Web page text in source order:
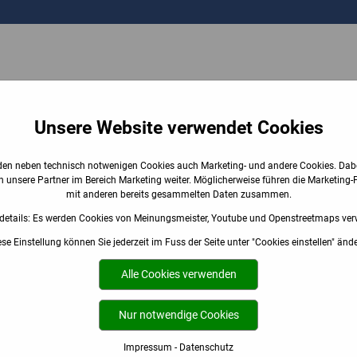
Heizungen anzeigen ...
Unsere Website verwendet Cookies
neben technisch notwenigen Cookies auch Marketing- und andere Cookies.
unsere Partner im Bereich Marketing weiter. Möglicherweise führen die Marketing-
mit anderen bereits gesammelten Daten zusammen.
Es werden Cookies von Meinungsmeister, Youtube und Openstreetmaps
Einstellung können Sie jederzeit im Fuss der Seite unter "Cookies einstellen"
Alle Cookies verwenden
Nur notwendige Cookies
Impressum - Datenschutz